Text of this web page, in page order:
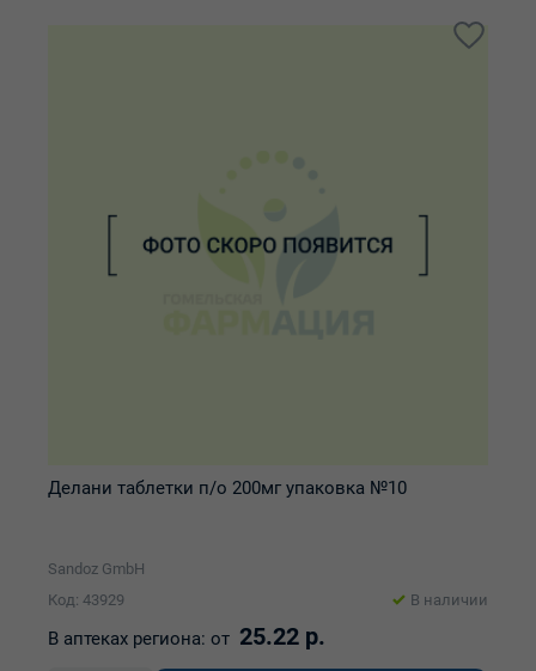
Делани таблетки п/о 200мг упаковка №10
Sandoz GmbH
Код: 43929
В наличии
В аптеках региона: от 25.22 р.